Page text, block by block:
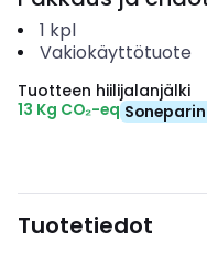
1 kpl
Vakiokäyttötuote
Tuotteen hiilijalanjälki
13 Kg CO₂-eq
Tuotetiedot